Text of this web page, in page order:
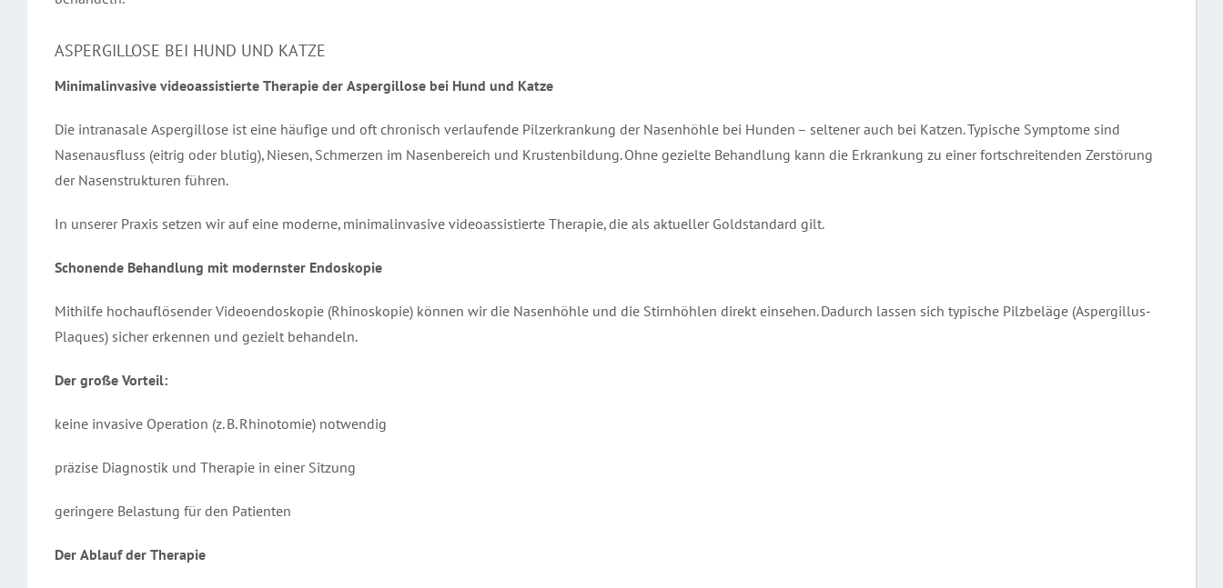
ASPERGILLOSE BEI HUND UND KATZE
Minimalinvasive videoassistierte Therapie der Aspergillose bei Hund und Katze
Die intranasale Aspergillose ist eine häufige und oft chronisch verlaufende Pilzerkrankung der Nasenhöhle bei Hunden – seltener auch bei Katzen. Typische Symptome sind
Nasenausfluss (eitrig oder blutig), Niesen, Schmerzen im Nasenbereich und Krustenbildung. Ohne gezielte Behandlung kann die Erkrankung zu einer fortschreitenden Zerstörung
der Nasenstrukturen führen.
In unserer Praxis setzen wir auf eine moderne, minimalinvasive videoassistierte Therapie, die als aktueller Goldstandard gilt.
Schonende Behandlung mit modernster Endoskopie
Mithilfe hochauflösender Videoendoskopie (Rhinoskopie) können wir die Nasenhöhle und die Stirnhöhlen direkt einsehen. Dadurch lassen sich typische Pilzbeläge (Aspergillus-
Plaques) sicher erkennen und gezielt behandeln.
Der große Vorteil:
keine invasive Operation (z. B. Rhinotomie) notwendig
präzise Diagnostik und Therapie in einer Sitzung
geringere Belastung für den Patienten
Der Ablauf der Therapie